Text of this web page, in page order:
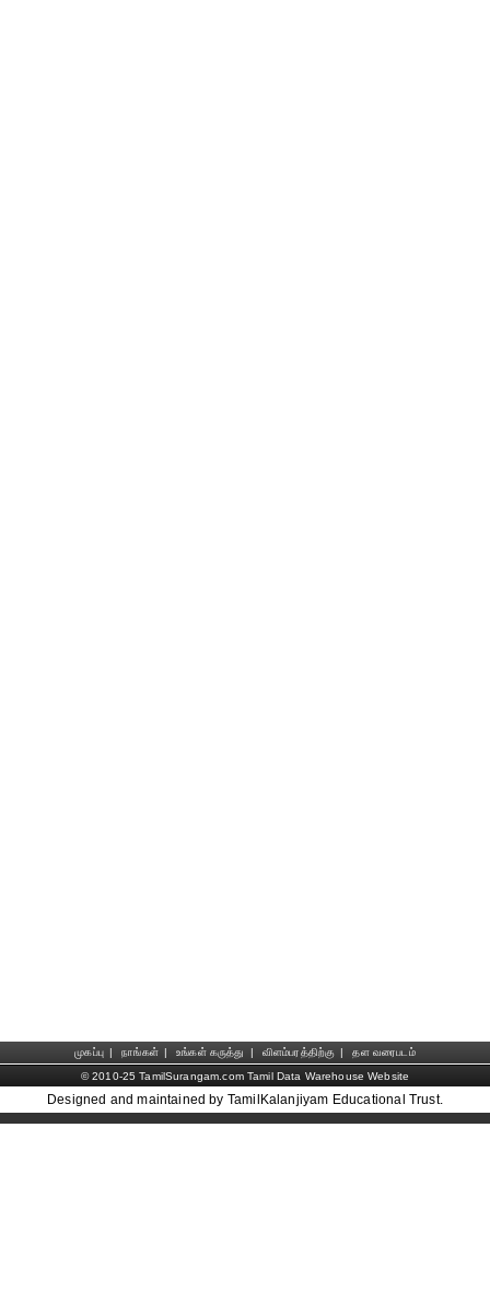
முகப்பு | நாங்கள் | உங்கள் கருத்து | விளம்பரத்திற்கு |
தள வரைபடம்
© 2010-25 TamilSurangam.com Tamil Data Warehouse Website
Designed and maintained by TamilKalanjiyam Educational Trust.